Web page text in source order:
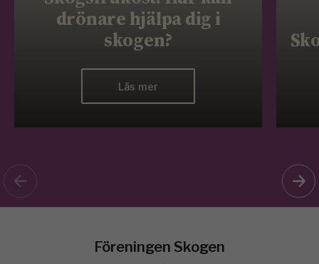
drönare hjälpa dig i
skogen?
Läs mer
Föreningen Skogen